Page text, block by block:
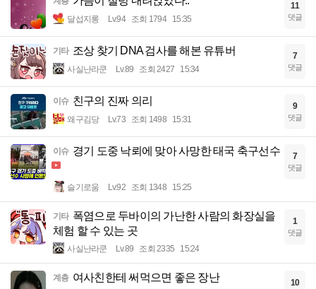
달섭지롱 Lv.94 조회 1794 15:35
11
댓글
기타 조상 찾기 DNA 검사를 해본 유튜버
사실난라쿤 Lv.89 조회 2427 15:34
7
댓글
이슈 친구의 진짜 의리
왜구김당 Lv.73 조회 1498 15:31
9
댓글
이슈 경기 도중 낙뢰에 맞아 사망한 태국 축구선수
슬기로움 Lv.92 조회 1348 15:25
7
댓글
기타 폭염으로 두바이의 가난한 사람의 화장실을
체험 할 수 있는 곳
사실난라쿤 Lv.89 조회 2335 15:24
1
댓글
계층 여사친한테 써먹으면 좋은 장난 10